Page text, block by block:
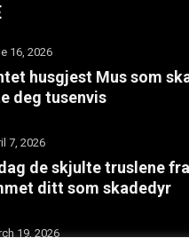
16, 2026
husgjest Mus som
deg tusenvis
7, 2026
de skjulte truslene
ditt som skadedyr
19, 2026